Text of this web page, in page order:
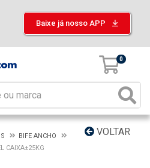
Baixe já nosso APP
0
VOLTAR
BIFE ANCHO
CAIXA±25KG